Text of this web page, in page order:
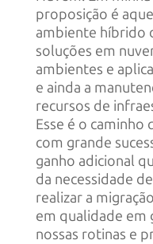
proposição é
ambiente híbrido
soluções em
ambientes e
e ainda a
recursos de
Esse é o
com grande
ganho adicional
da necessidade
realizar a
em qualidade em
nossas rotinas e